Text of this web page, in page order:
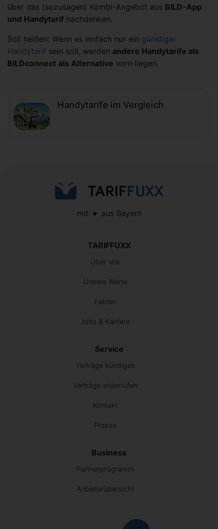
über das (sozusagen) Kombi-Angebot aus BILD-App
und Handytarif nachdenken.
Soll heißen: Wenn es einfach nur ein günstiger
Handytarif sein soll, werden andere Handytarife als
BILDconnect als Alternative vorn liegen.
Handytarife im Vergleich
mit aus Bayern
TARIFFUXX
Über uns
Unsere Werte
Fakten
Jobs & Karriere
Service
Verträge kündigen
Verträge widerrufen
Kontakt
Presse
Business
Partnerprogramm
Anbieterübersicht